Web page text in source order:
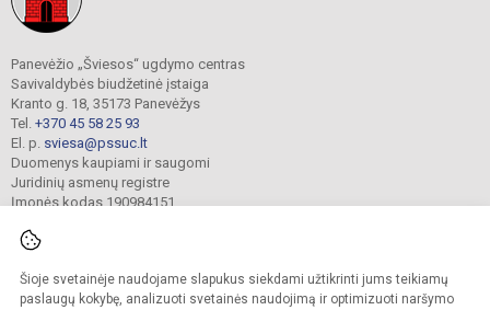
Šioje svetainėje naudojame slapukus siekdami užtikrinti jums teikiamų
paslaugų kokybę, analizuoti svetainės naudojimą ir optimizuoti naršymo
Panevėžio „Šviesos“ ugdymo centras
Savivaldybės biudžetinė įstaiga
Kranto g. 18, 35173 Panevėžys
Tel. +370 45 58 25 93
El. p. sviesa@pssuc.lt
Duomenys kaupiami ir saugomi
Juridinių asmenų registre
Įmonės kodas 190984151
© 2021. Panevėžio „Šviesos“ ugdymo centras. Visos teisės saugomos.
Kopijuoti turinį be raštiško administracijos sutikimo griežtai draudžiama.